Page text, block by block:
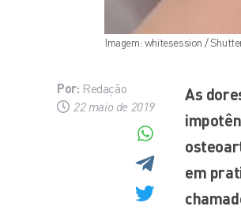
Imagem: whitesession /
Por: Redação
22 maio de 2019
As
em